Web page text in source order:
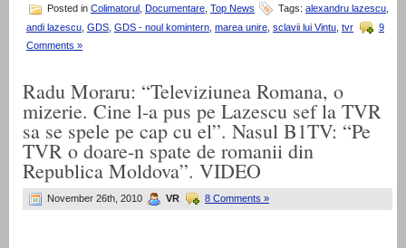
Posted in Colimatorul Documentare Top News Tags: alexandru lazescu
andi lazescu GDS GDS - noul komintern marea unire sclavii lui Vintu tvr
9
Comments »
Radu Moraru: “Televiziunea Romana, o
mizerie. Cine l-a pus pe Lazescu sef la TVR
sa se spele pe cap cu el”. Nasul B1TV: “Pe
TVR o doare-n spate de romanii din
Republica Moldova”. VIDEO
November 26th, 2010 VR 8 Comments »